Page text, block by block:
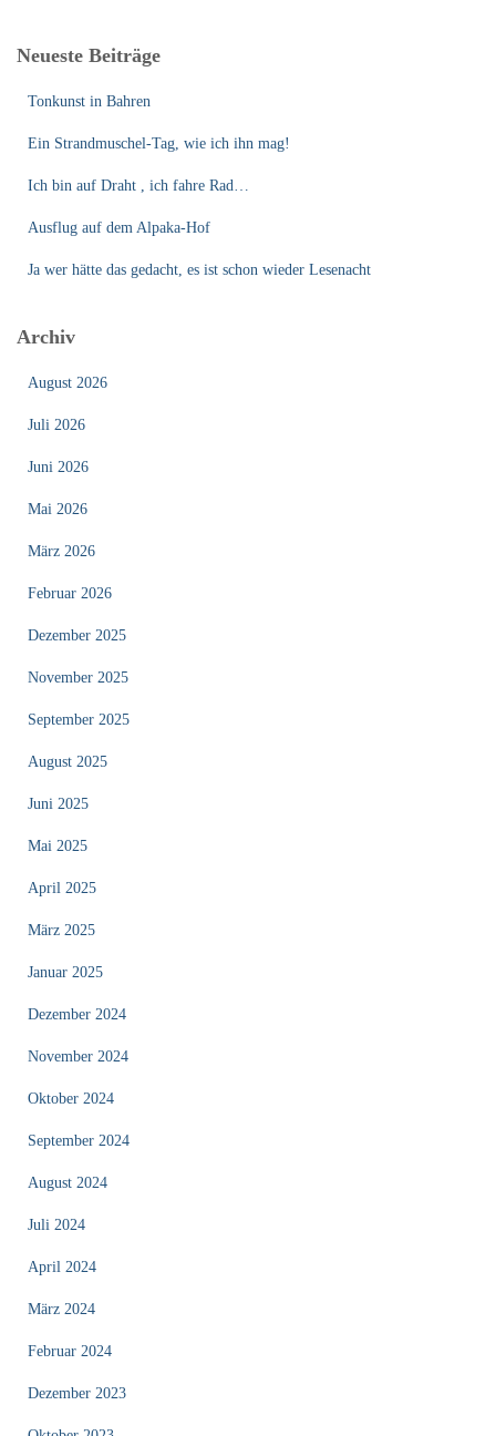
Neueste Beiträge
Tonkunst in Bahren
Ein Strandmuschel-Tag, wie ich ihn mag!
Ich bin auf Draht , ich fahre Rad…
Ausflug auf dem Alpaka-Hof
Ja wer hätte das gedacht, es ist schon wieder Lesenacht
Archiv
August 2026
Juli 2026
Juni 2026
Mai 2026
März 2026
Februar 2026
Dezember 2025
November 2025
September 2025
August 2025
Juni 2025
Mai 2025
April 2025
März 2025
Januar 2025
Dezember 2024
November 2024
Oktober 2024
September 2024
August 2024
Juli 2024
April 2024
März 2024
Februar 2024
Dezember 2023